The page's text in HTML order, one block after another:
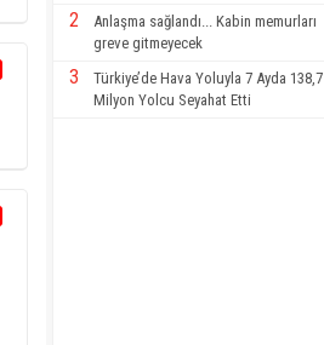
2
Anlaşma sağlandı... Kabin memurları
greve gitmeyecek
3
Türkiye’de Hava Yoluyla 7 Ayda 138,7
Milyon Yolcu Seyahat Etti